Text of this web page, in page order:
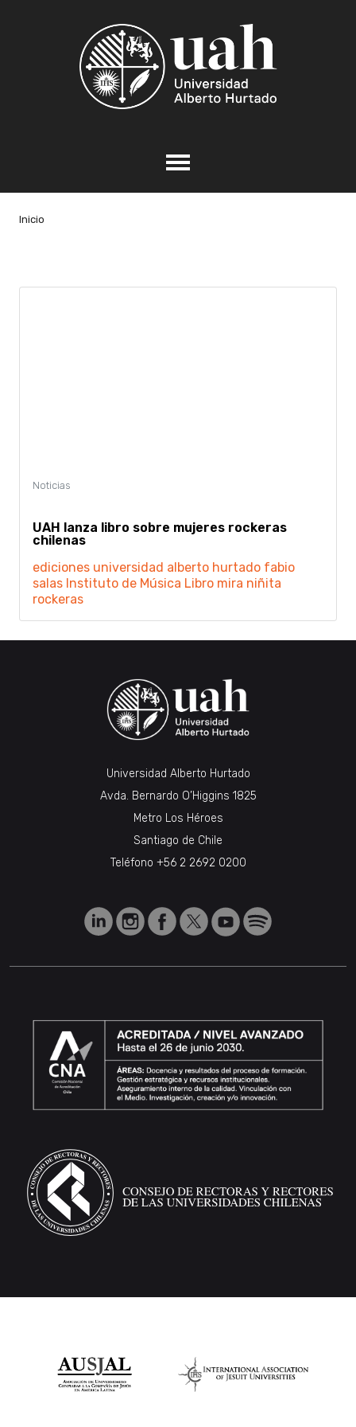
Inicio
UAH lanza libro sobre mujeres rockeras
chilenas
ediciones universidad alberto hurtado fabio
salas Instituto de Música Libro mira niñita
rockeras
Universidad Alberto Hurtado
Avda. Bernardo O’Higgins 1825
Metro Los Héroes
Santiago de Chile
Teléfono +56 2 2692 0200